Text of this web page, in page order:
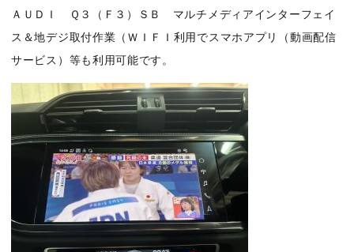
ＡＵＤＩ Ｑ３（Ｆ３）ＳＢ マルチメディアインターフェイ
ス＆地デジ取付作業（ＷＩＦＩ利用でスマホアプリ（動画配信
サービス）等も利用可能です。